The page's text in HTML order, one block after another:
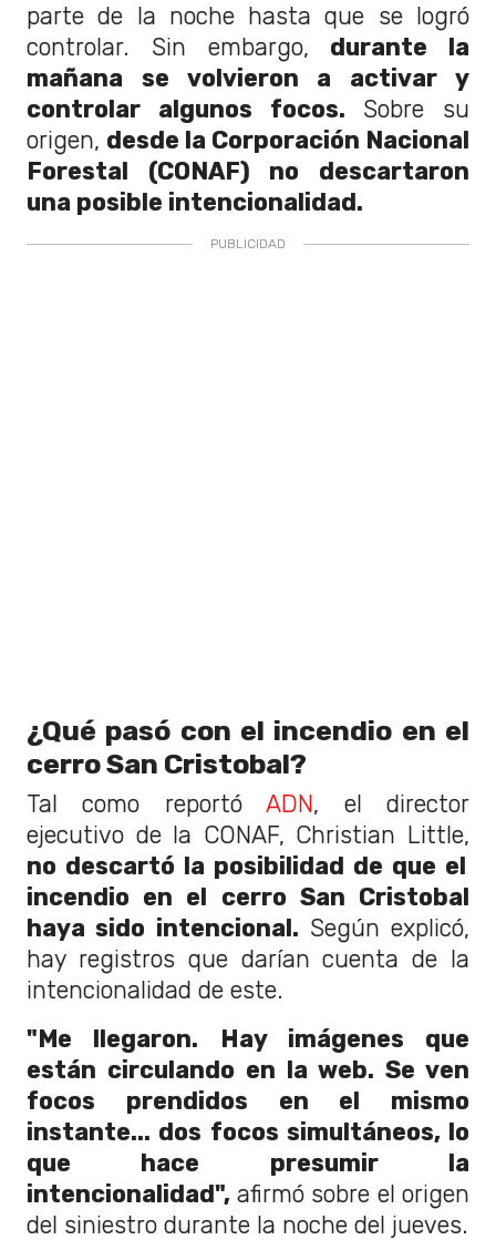
parte de la noche hasta que se logró
controlar. Sin embargo, durante la
mañana se volvieron a activar y
controlar algunos focos. Sobre su
origen, desde la Corporación Nacional
Forestal (CONAF) no descartaron
una posible intencionalidad.
¿Qué pasó con el incendio en el
cerro San Cristobal?
Tal como reportóADN, el director
ejecutivo de la CONAF, Christian Little,
no descartó la posibilidad de que el
incendio en el cerro San Cristobal
haya sido intencional. Según explicó,
hay registros que darían cuenta de la
intencionalidad de este.
"Me llegaron. Hay imágenes que
están circulando en la web. Se ven
focos prendidos en el mismo
instante... dos focos simultáneos, lo
que hace presumir la
intencionalidad", afirmó sobre el origen
del siniestro durante la noche del jueves.